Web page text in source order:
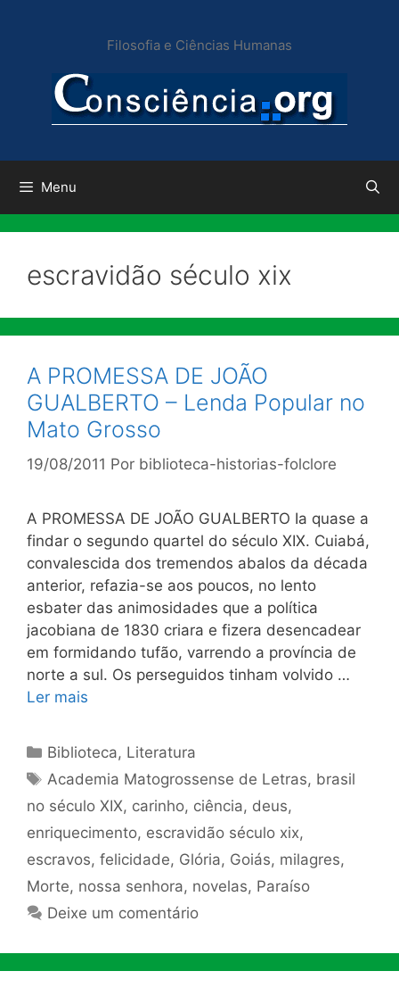
conteúdo
Filosofia e Ciências Humanas
Menu
escravidão século xix
A PROMESSA DE JOÃO
GUALBERTO – Lenda Popular no
Mato Grosso
19/08/2011 Por biblioteca-historias-folclore
A PROMESSA DE JOÃO GUALBERTO Ia quase a
findar o segundo quartel do século XIX. Cuiabá,
convalescida dos tremendos abalos da década
anterior, refazia-se aos poucos, no lento
esbater das animosidades que a política
jacobiana de 1830 criara e fizera desencadear
em formidando tufão, varrendo a província de
norte a sul. Os perseguidos tinham volvido …
Ler mais
Categorias
Biblioteca, Literatura
Tags
Academia Matogrossense de Letras, brasil
no século XIX, carinho, ciência, deus,
enriquecimento, escravidão século xix,
escravos, felicidade, Glória, Goiás, milagres,
Morte, nossa senhora, novelas, Paraíso
Deixe um comentário